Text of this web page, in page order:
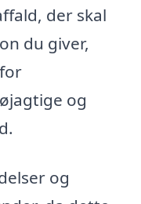
der skal
du giver,
og
og